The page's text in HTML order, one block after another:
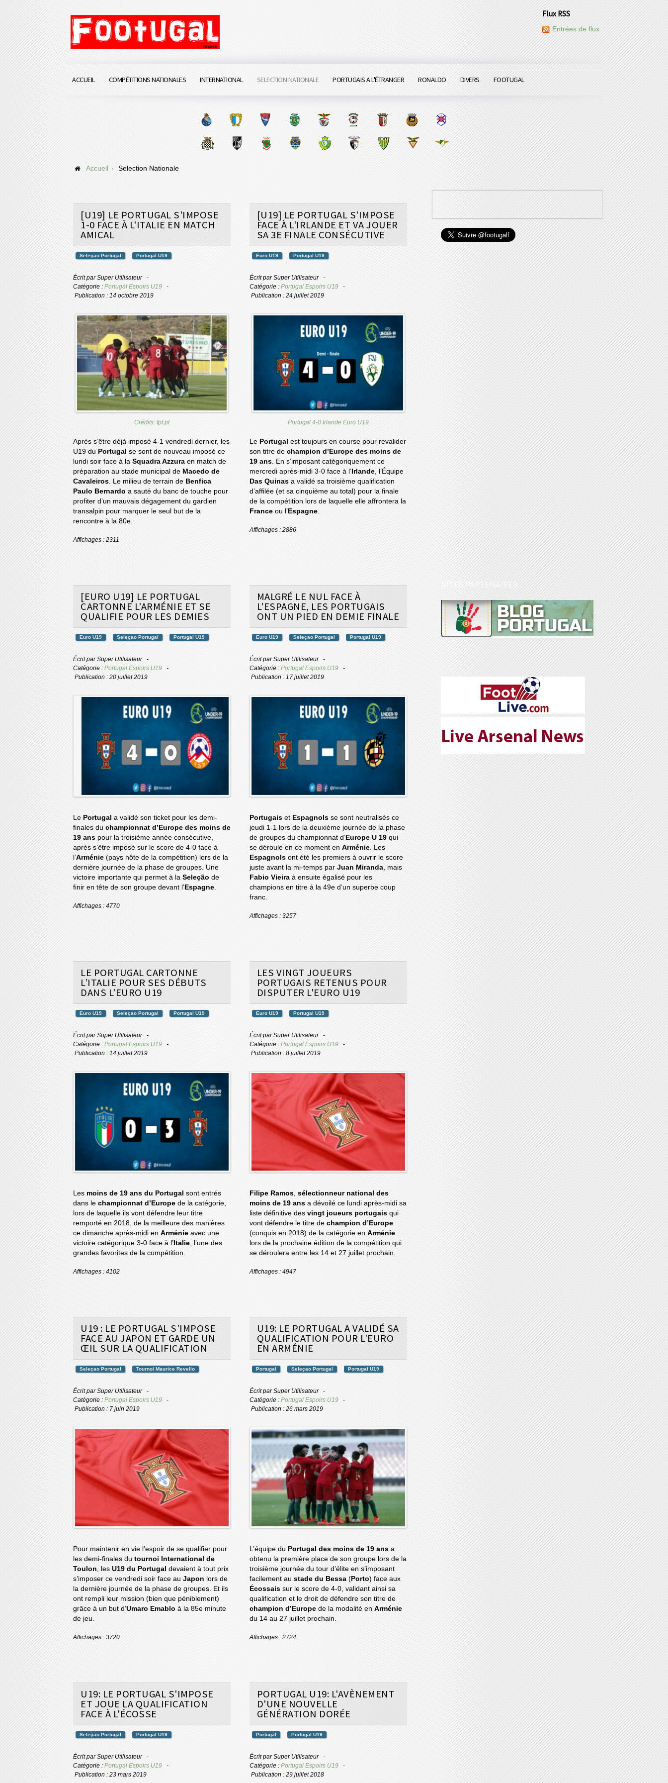
Flux RSS
Entrées de flux
ACCUEIL COMPÉTITIONS NATIONALES INTERNATIONAL SELECTION NATIONALE PORTUGAIS A L'ÉTRANGER RONALDO DIVERS FOOTUGAL
Accueil Selection Nationale
[U19] LE PORTUGAL S'IMPOSE
1-0 FACE À L'ITALIE EN MATCH
AMICAL
Seleçao Portugal Portugal U19
Écrit parSuper Utilisateur
Catégorie : Portugal Espoirs U19
Publication : 14 octobre 2019
Crédits: fpf.pt
Après s’être déjà imposé 4-1 vendredi dernier, les
U19 du Portugal se sont de nouveau imposé ce
lundi soir face à la Squadra Azzura en match de
préparation au stade municipal de Macedo de
Cavaleiros. Le milieu de terrain de Benfica
Paulo Bernardo a sauté du banc de touche pour
profiter d’un mauvais dégagement du gardien
transalpin pour marquer le seul but de la
rencontre à la 80e.
Affichages : 2311
[U19] LE PORTUGAL S'IMPOSE
FACE À L'IRLANDE ET VA JOUER
SA 3E FINALE CONSÉCUTIVE
Euro U19 Portugal U19
Écrit parSuper Utilisateur
Catégorie : Portugal Espoirs U19
Publication : 24 juillet 2019
Portugal 4-0 Irlande Euro U19
Le Portugal est toujours en course pour revalider
son titre de champion d’Europe des moins de
19 ans. En s’imposant catégoriquement ce
mercredi après-midi 3-0 face à l’Irlande, l’Équipe
Das Quinasa validé sa troisième qualification
d’affilée (et sa cinquième au total) pour la finale
de la compétition lors de laquelle elle affrontera la
France ou l’Espagne.
Affichages : 2886
[EURO U19] LE PORTUGAL
CARTONNE L'ARMÉNIE ET SE
QUALIFIE POUR LES DEMIES
Euro U19 Seleçao Portugal Portugal U19
Écrit parSuper Utilisateur
Catégorie : Portugal Espoirs U19
Publication : 20 juillet 2019
Le Portugal a validé son ticket pour les demi-
finales du championnat d’Europe des moins de
19 ans pour la troisième année consécutive,
après s’être imposé sur le score de 4-0 face à
l’Arménie (pays hôte de la compétition) lors de la
dernière journée de la phase de groupes. Une
victoire importante qui permet à la Seleção de
finir en tête de son groupe devant l’Espagne
Affichages : 4770
MALGRÉ LE NUL FACE À
L'ESPAGNE, LES PORTUGAIS
ONT UN PIED EN DEMIE FINALE
Euro U19 Seleçao Portugal Portugal U19
Écrit parSuper Utilisateur
Catégorie : Portugal Espoirs U19
Publication : 17 juillet 2019
Portugais et Espagnols se sont neutralisés ce
jeudi 1-1 lors de la deuxième journée de la phase
de groupes du championnat d’Europe U 19qui
se déroule en ce moment en Arménie. Les
Espagnols ont été les premiers à ouvrir le score
juste avant la mi-temps par Juan Miranda, mais
Fabio Vieiraà ensuite égalisé pour les
champions en titre à la 49e d’un superbe coup
franc.
Affichages : 3257
LE PORTUGAL CARTONNE
L’ITALIE POUR SES DÉBUTS
DANS L’EURO U19
Euro U19 Seleçao Portugal Portugal U19
Écrit parSuper Utilisateur
Catégorie : Portugal Espoirs U19
Publication : 14 juillet 2019
Les moins de 19 ans du Portugal sont entrés
dans le championnat d’Europe de la catégorie,
lors de laquelle ils vont défendre leur titre
remporté en 2018, de la meilleure des manières
ce dimanche après-midi en Arménie avec une
victoire catégorique 3-0 face à l’ Italie , l’une des
grandes favorites de la compétition.
Affichages : 4102
LES VINGT JOUEURS
PORTUGAIS RETENUS POUR
DISPUTER L'EURO U19
Euro U19 Portugal U19
Écrit parSuper Utilisateur
Catégorie : Portugal Espoirs U19
Publication : 8 juillet 2019
Filipe Ramos, sélectionneur national des
moins de 19 ansa dévoilé ce lundi après-midi sa
liste définitive des vingt joueurs portugaisqui
vont défendre le titre de champion d’Europe
(conquis en 2018) de la catégorie en Arménie
lors de la prochaine édition de la compétition qui
se déroulera entre les 14 et 27 juillet prochain.
Affichages : 4947
U19 : LE PORTUGAL S’IMPOSE
FACE AU JAPON ET GARDE UN
ŒIL SUR LA QUALIFICATION
Seleçao Portugal Tournoi Maurice Revello
Écrit parSuper Utilisateur
Catégorie : Portugal Espoirs U19
Publication : 7 juin 2019
Pour maintenir en vie l’espoir de se qualifier pour
les demi-finales du tournoi International de
Toulon, les U19 du Portugal devaient à tout prix
s’imposer ce vendredi soir face au Japon lors de
la dernière journée de la phase de groupes. Et ils
ont rempli leur mission (bien que péniblement)
grâce à un but d’Umaro Emablo à la 85e minute
de jeu.
Affichages : 3720
U19: LE PORTUGAL A VALIDÉ SA
QUALIFICATION POUR L'EURO
EN ARMÉNIE
Portugal Seleçao Portugal Portugal U19
Écrit parSuper Utilisateur
Catégorie : Portugal Espoirs U19
Publication : 26 mars 2019
L’équipe du Portugal des moins de 19 ans a
obtenu la première place de son groupe lors de la
troisième journée du tour d’élite en s’imposant
facilement au stade du Bessa(Porto) face aux
Écossais sur le score de 4-0, validant ainsi sa
qualification et le droit de défendre son titre de
champion d’Europede la modalité en Arménie
du 14 au 27 juillet prochain.
Affichages : 2724
U19: LE PORTUGAL S'IMPOSE
ET JOUE LA QUALIFICATION
FACE À L'ÉCOSSE
Seleçao Portugal Portugal U19
Écrit parSuper Utilisateur
Catégorie : Portugal Espoirs U19
Publication : 23 mars 2019
PORTUGAL U19: L'AVÈNEMENT
D'UNE NOUVELLE
GÉNÉRATION DORÉE
Portugal Portugal U19
Écrit parSuper Utilisateur
Catégorie : Portugal Espoirs U19
Publication : 29 juillet 2018
SITES PARTENAIRES